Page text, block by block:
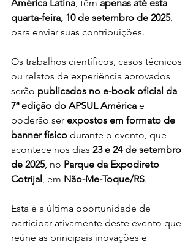
América Latina, têm apenas até esta
quarta-feira, 10 de setembro de 2025,
para enviar suas contribuições.
Os trabalhos científicos, casos técnicos
ou relatos de experiência aprovados
serão publicados no e-book oficial da
7ª edição do APSUL América e
poderão ser expostos em formato de
banner físico durante o evento, que
acontece nos dias 23 e 24 de setembro
de 2025, no Parque da Expodireto
Cotrijal, em Não-Me-Toque/RS.
Esta é a última oportunidade de
participar ativamente deste evento que
reúne as principais inovações e